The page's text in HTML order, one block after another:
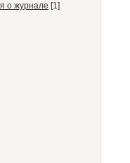
о журнале [1]